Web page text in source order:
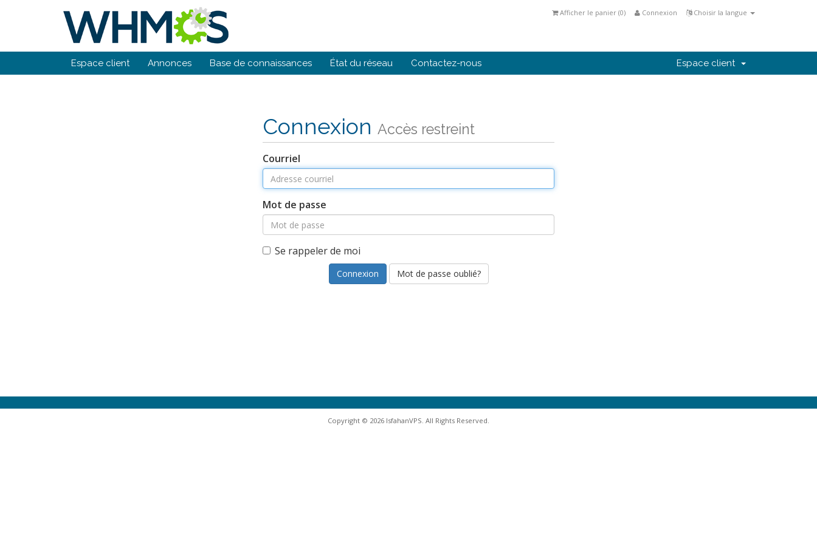
Choisir la langue
Connexion
Afficher le panier (0)
Espace client Annonces Base de connaissances État du réseau Contactez-nous Espace client
Connexion Accès restreint
Courriel
Mot de passe
Se rappeler de moi
Mot de passe oublié?
Copyright © 2026 IsfahanVPS. All Rights Reserved.